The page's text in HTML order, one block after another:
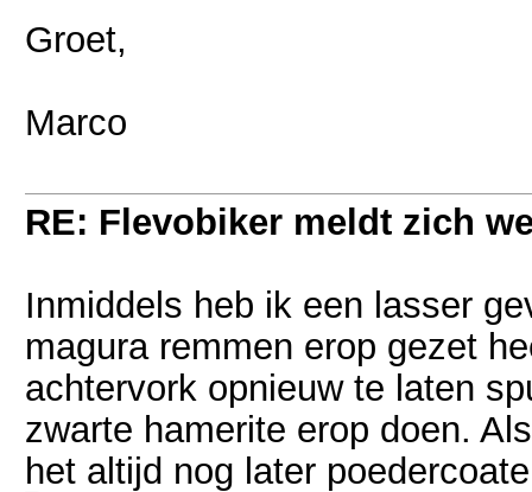
Groet,
Marco
RE: Flevobiker meldt zich
Inmiddels heb ik een lasser
magura remmen erop gezet
achtervork opnieuw te laten
zwarte hamerite erop doen.
het altijd nog later